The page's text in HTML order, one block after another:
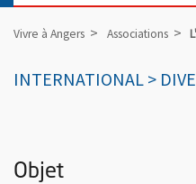
Vivre à Angers Associations
INTERNATIONAL >
Objet